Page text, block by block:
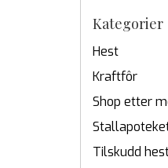
Kategorier
Hest
Kraftfôr
Shop etter
Tilskudd